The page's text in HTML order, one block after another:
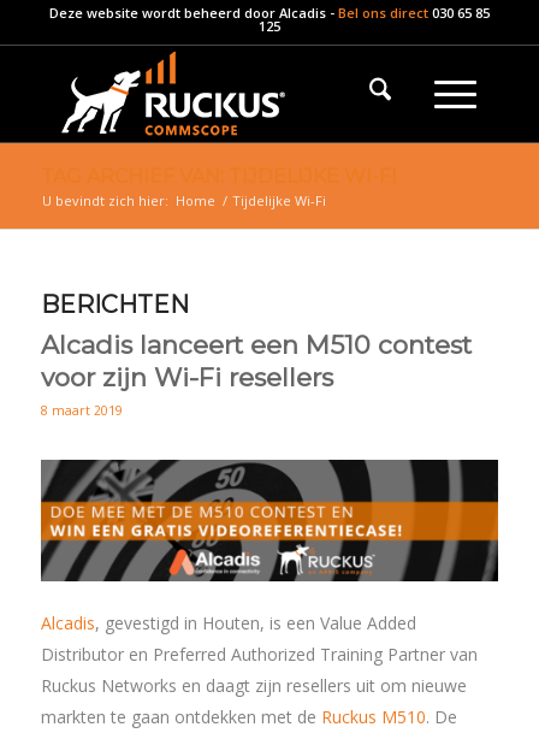
Deze website wordt beheerd door Alcadis- Bel ons direct 030 65 85
125
U bevindt zich hier: Home / Tijdelijke Wi-Fi
BERICHTEN
Alcadis lanceert een M510 contest
voor zijn Wi-Fi resellers
8 maart 2019
Alcadis, gevestigd in Houten, is een Value Added
Distributor en Preferred Authorized Training Partner van
Ruckus Networks en daagt zijn resellers uit om nieuwe
markten te gaan ontdekken met de Ruckus M510. De